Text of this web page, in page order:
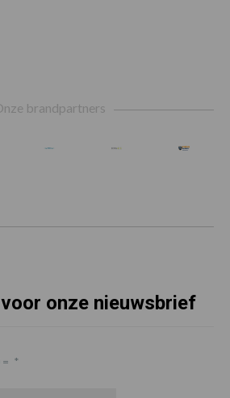
brandpartners
onze nieuwsbrief
*